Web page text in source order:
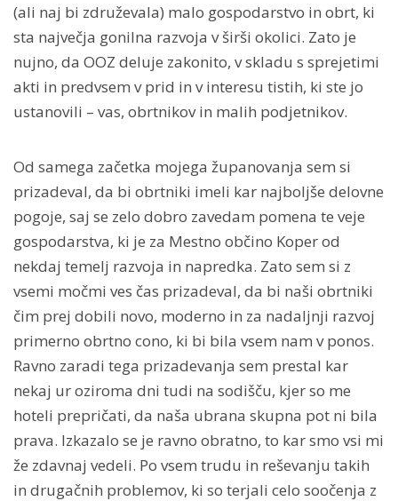
(ali naj bi združevala) malo gospodarstvo in obrt, ki
sta največja gonilna razvoja v širši okolici. Zato je
nujno, da OOZ deluje zakonito, v skladu s sprejetimi
akti in predvsem v prid in v interesu tistih, ki ste jo
ustanovili – vas, obrtnikov in malih podjetnikov.
Od samega začetka mojega županovanja sem si
prizadeval, da bi obrtniki imeli kar najboljše delovne
pogoje, saj se zelo dobro zavedam pomena te veje
gospodarstva, ki je za Mestno občino Koper od
nekdaj temelj razvoja in napredka. Zato sem si z
vsemi močmi ves čas prizadeval, da bi naši obrtniki
čim prej dobili novo, moderno in za nadaljnji razvoj
primerno obrtno cono, ki bi bila vsem nam v ponos.
Ravno zaradi tega prizadevanja sem prestal kar
nekaj ur oziroma dni tudi na sodišču, kjer so me
hoteli prepričati, da naša ubrana skupna pot ni bila
prava. Izkazalo se je ravno obratno, to kar smo vsi mi
že zdavnaj vedeli. Po vsem trudu in reševanju takih
in drugačnih problemov, ki so terjali celo soočenja z